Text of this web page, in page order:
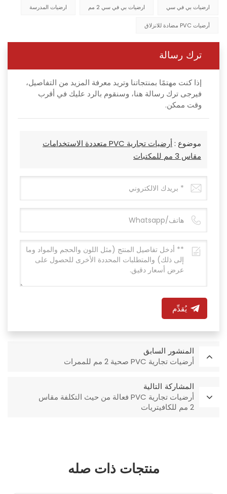
ارضيات بي في سي ارضيات بي في سي 2 مم ارضيات المدرسة
أرضيات PVC مضادة للانزلاق
ترك رسالة
إذا كنت مهتمًا بمنتجاتنا وتريد معرفة المزيد من التفاصيل،
فيرجى ترك رسالة هنا، وسنقوم بالرد عليك في أقرب
وقت ممكن.
موضوع :
أرضيات تجارية PVC متعددة الاستخدامات
مقاس 3 مم للمكتبات
يُقدِّم
المنشور السابق
أرضيات تجارية PVC صحية 2 مم للممرات
المشاركة التالية
أرضيات تجارية PVC فعالة من حيث التكلفة مقاس
2 مم للكافيتريات
منتجات ذات صله